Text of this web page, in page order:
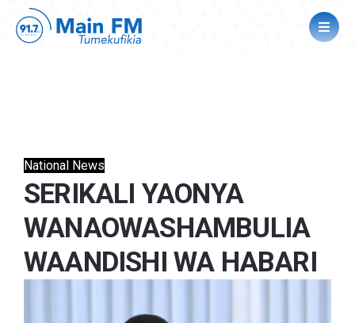
National News
SERIKALI YAONYA
WANAOWASHAMBULIA
WAANDISHI WA HABARI